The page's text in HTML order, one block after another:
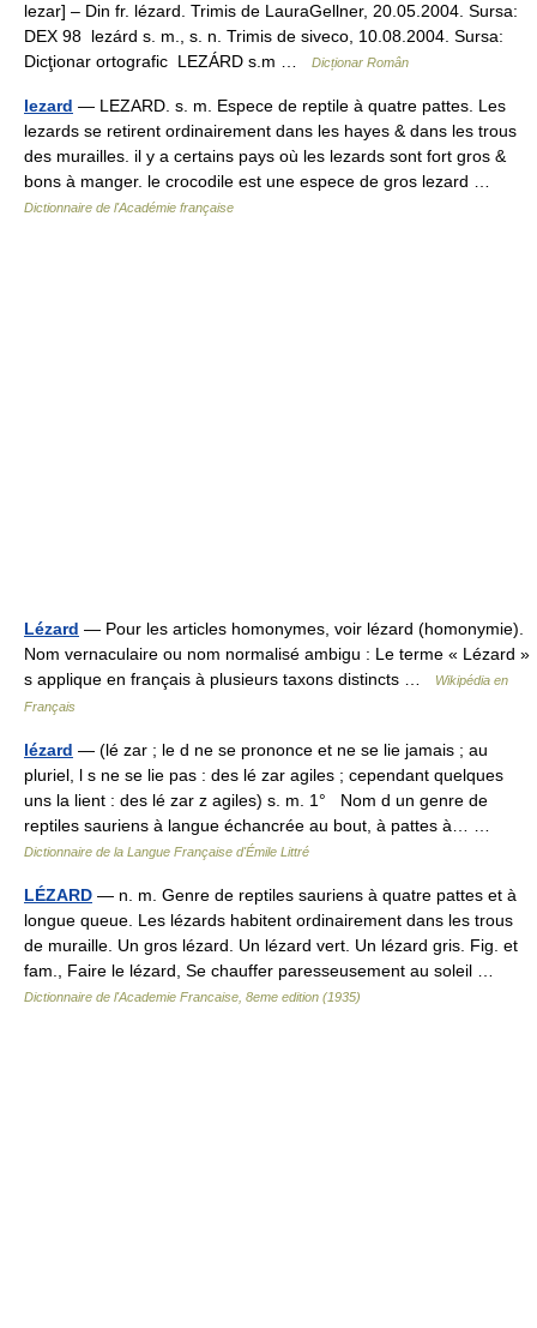
lezar] – Din fr. lézard. Trimis de LauraGellner, 20.05.2004. Sursa:
DEX 98 lezárd s. m., s. n. Trimis de siveco, 10.08.2004. Sursa:
Dicţionar ortografic LEZÁRD s.m …
Dicționar Român
lezard — LEZARD. s. m. Espece de reptile à quatre pattes. Les
lezards se retirent ordinairement dans les hayes & dans les trous
des murailles. il y a certains pays où les lezards sont fort gros &
bons à manger. le crocodile est une espece de gros lezard …
Dictionnaire de l'Académie française
Lézard — Pour les articles homonymes, voir lézard (homonymie).
Nom vernaculaire ou nom normalisé ambigu : Le terme « Lézard »
s applique en français à plusieurs taxons distincts …
Wikipédia en
Français
lézard — (lé zar ; le d ne se prononce et ne se lie jamais ; au
pluriel, l s ne se lie pas : des lé zar agiles ; cependant quelques
uns la lient : des lé zar z agiles) s. m. 1° Nom d un genre de
reptiles sauriens à langue échancrée au bout, à pattes à… …
Dictionnaire de la Langue Française d'Émile Littré
LÉZARD — n. m. Genre de reptiles sauriens à quatre pattes et à
longue queue. Les lézards habitent ordinairement dans les trous
de muraille. Un gros lézard. Un lézard vert. Un lézard gris. Fig. et
fam., Faire le lézard, Se chauffer paresseusement au soleil …
Dictionnaire de l'Academie Francaise, 8eme edition (1935)